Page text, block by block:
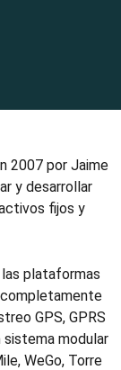
2007 por Jaime
y desarrollar
fijos y
las plataformas
completamente
GPS, GPRS
modular
WeGo, Torre